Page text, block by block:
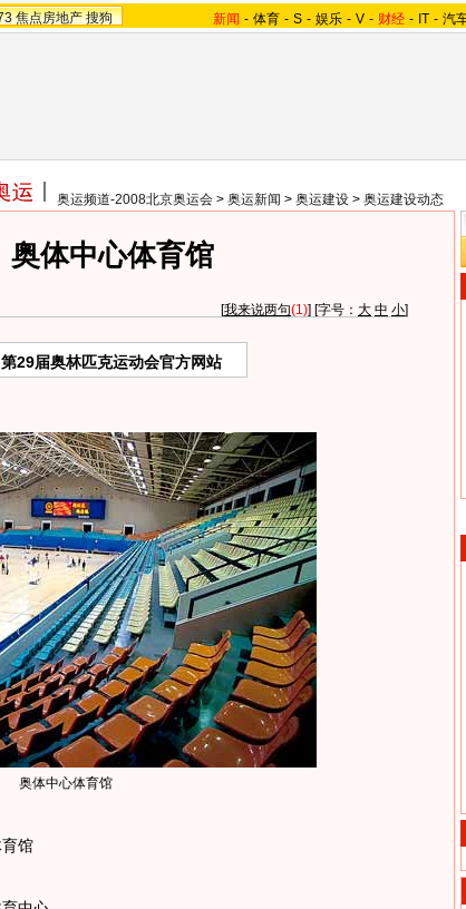
焦点房地产 搜狗 新闻 - 体育 - S - 娱乐 - V - 财经 - IT - 汽
奥运频道-2008北京奥运会 > 奥运新闻 > 奥运建设 > 奥运建设动态
奥体中心体育馆
[我来说两句(1)] [字号： 大 中 小]
29届奥林匹克运动会官方网站
奥体中心体育馆
馆